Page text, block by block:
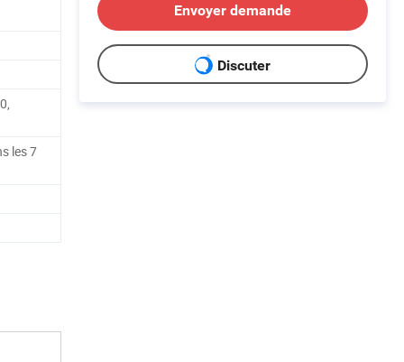
les 7
Envoyer demande
Discuter